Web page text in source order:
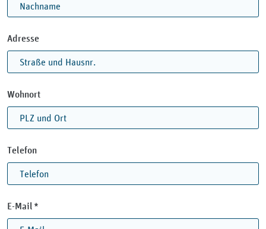
Adresse
Wohnort
Telefon
E-Mail*